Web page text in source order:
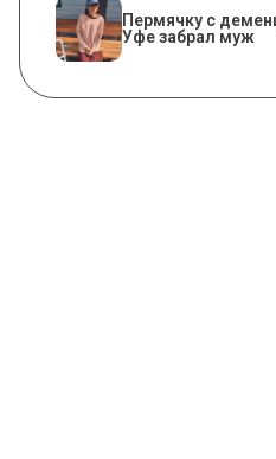
Пермячку с
Уфе забрал муж